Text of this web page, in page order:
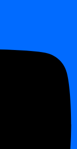
projet pour laquelle
est interrogé,